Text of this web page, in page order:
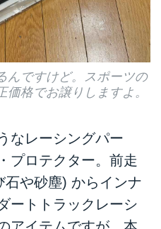
んですけど。スポーツの
格でお譲りしますよ。
なレーシングパー
プロテクター。前走
や砂塵) からインナ
ートトラックレーシ